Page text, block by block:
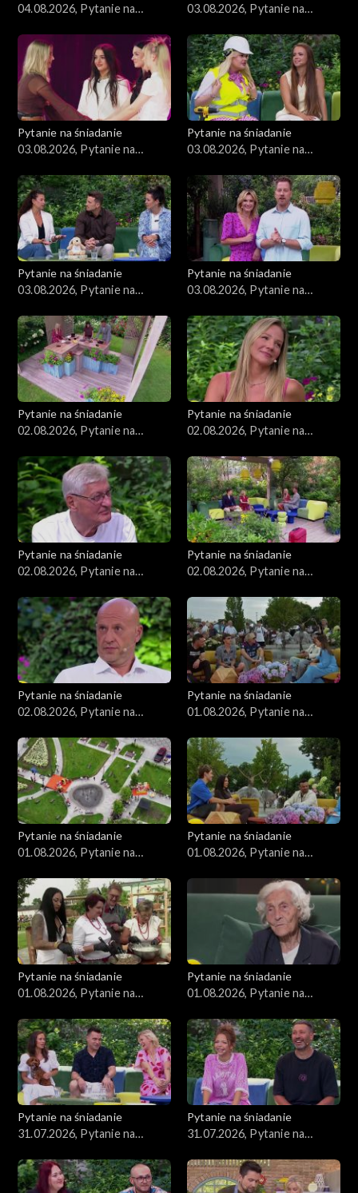
04.08.2026, Pytanie na
03.08.2026, Pytanie na
Pytanie na śniadanie
03.08.2026, Pytanie na
Pytanie na śniadanie
03.08.2026, Pytanie na
Pytanie na śniadanie
03.08.2026, Pytanie na
Pytanie na śniadanie
03.08.2026, Pytanie na
Pytanie na śniadanie
02.08.2026, Pytanie na
Pytanie na śniadanie
02.08.2026, Pytanie na
Pytanie na śniadanie
02.08.2026, Pytanie na
Pytanie na śniadanie
02.08.2026, Pytanie na
Pytanie na śniadanie
02.08.2026, Pytanie na
Pytanie na śniadanie
01.08.2026, Pytanie na
Pytanie na śniadanie
01.08.2026, Pytanie na
Pytanie na śniadanie
01.08.2026, Pytanie na
Pytanie na śniadanie
01.08.2026, Pytanie na
Pytanie na śniadanie
01.08.2026, Pytanie na
Pytanie na śniadanie
31.07.2026, Pytanie na
Pytanie na śniadanie
31.07.2026, Pytanie na